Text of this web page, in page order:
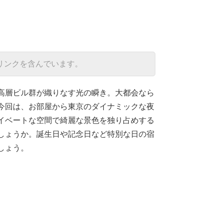
クを含んでいます。
ビル群が織りなす光の瞬き。大都会なら
は、お部屋から東京のダイナミックな夜
ートな空間で綺麗な景色を独り占めする
ょうか。誕生日や記念日など特別な日の宿
う。